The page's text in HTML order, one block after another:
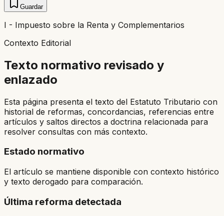
Guardar
I - Impuesto sobre la Renta y Complementarios
Contexto Editorial
Texto normativo revisado y
enlazado
Esta página presenta el texto del Estatuto Tributario con
historial de reformas, concordancias, referencias entre
artículos y saltos directos a doctrina relacionada para
resolver consultas con más contexto.
Estado normativo
El artículo se mantiene disponible con contexto histórico
y texto derogado para comparación.
Última reforma detectada